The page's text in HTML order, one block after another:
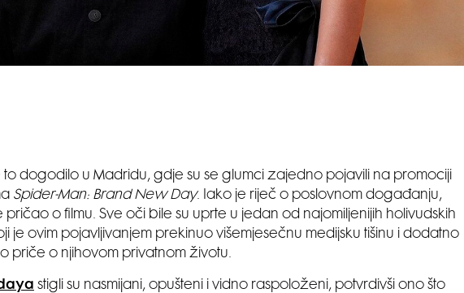
to dogodilo u Madridu, gdje su se glumci zajedno pojavili na promociji
Spider-Man: Brand New Day. Iako je riječ o poslovnom događanju,
pričao o filmu. Sve oči bile su uprte u jedan od najomiljenijih holivudskih
je ovim pojavljivanjem prekinuo višemjesečnu medijsku tišinu i dodatno
priče o njihovom privatnom životu.
stigli su nasmijani, opušteni i vidno raspoloženi, potvrdivši ono što